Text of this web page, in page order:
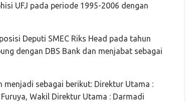
UFJ pada periode 1995-2006 dengan
Deputi SMEC Riks Head pada tahun
dengan DBS Bank dan menjabat sebagai
menjadi sebagai berikut: Direktur Utama :
Wakil Direktur Utama : Darmadi